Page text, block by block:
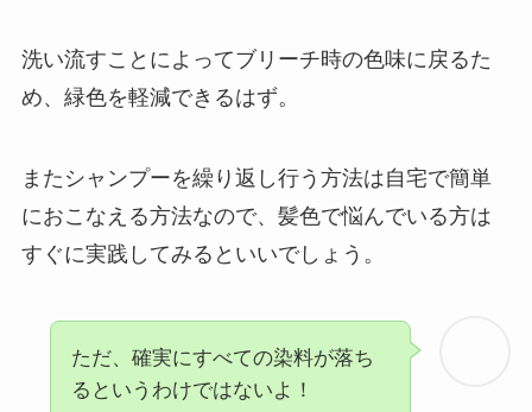
洗い流すことによってブリーチ時の色味に戻るた
め、緑色を軽減できるはず。
またシャンプーを繰り返し行う方法は自宅で簡単
におこなえる方法なので、髪色で悩んでいる方は
すぐに実践してみるといいでしょう。
ただ、確実にすべての染料が落ち
るというわけではないよ！